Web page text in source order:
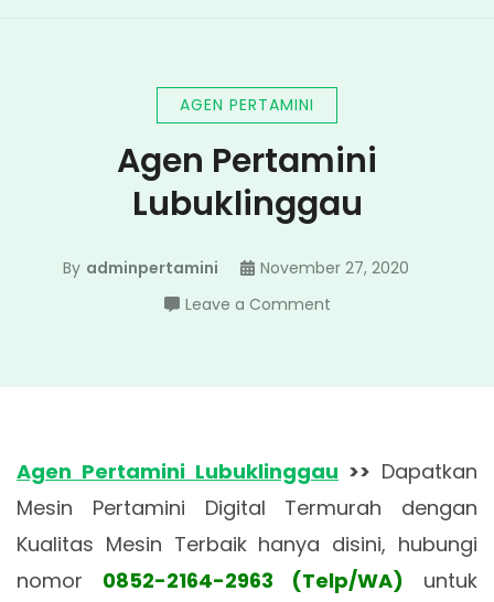
AGEN PERTAMINI
Agen Pertamini
Lubuklinggau
By adminpertamini
November 27, 2020
Leave a Commenton
Lubuklinggau
Agen Pertamini Lubuklinggau >> Dapatkan
Mesin Pertamini Digital Termurah dengan
Kualitas Mesin Terbaik hanya disini, hubungi
nomor 0852-2164-2963 (Telp/WA) untuk